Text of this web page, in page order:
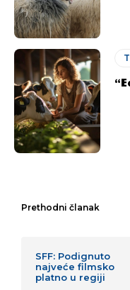
Prethodni članak
SFF: Podignuto
najveće filmsko
platno u regiji